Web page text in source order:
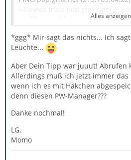
peter@pluto:~> ping pop.gmx.de
PING pop.gmx.net
64 bytes from pop.gmx.net
ttl=57 time=56.2 ms
Alles anzeigen
*ggg* Mir sagt das nichts... Ich
Leuchte...
Aber Dein Tipp war juuut! Abrufen
Allerdings muß ich jetzt immer das
wenn ich es mit Häkchen
denn diesen PW-Manager???
Danke nochmal!
LG,
Momo